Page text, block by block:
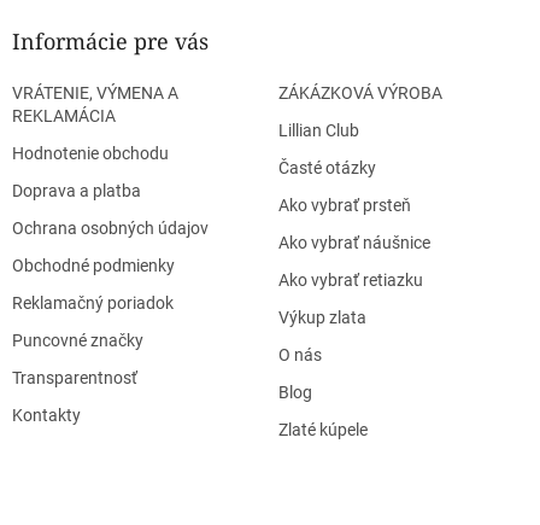
Informácie pre vás
VRÁTENIE, VÝMENA A
REKLAMÁCIA
Hodnotenie obchodu
Doprava a platba
Ochrana osobných údajov
Obchodné podmienky
Reklamačný poriadok
Puncovné značky
Transparentnosť
Kontakty
ZÁKÁZKOVÁ VÝROBA
Lillian Club
Časté otázky
Ako vybrať prsteň
Ako vybrať náušnice
Ako vybrať retiazku
Výkup zlata
O nás
Blog
Zlaté kúpele